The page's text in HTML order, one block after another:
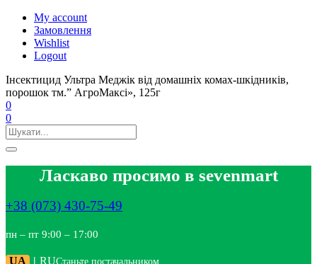
My account
Замовлення
Wishlist
Logout
Інсектицид Ультра Меджік від домашніх комах-шкідників,
порошок тм.” АгроМаксі», 125г
0
0
Ласкаво просимо в sevenmart
+38 (073) 430-75-49
пн – пт 9:00 – 17:00
UA | RUСтаньте постачальником